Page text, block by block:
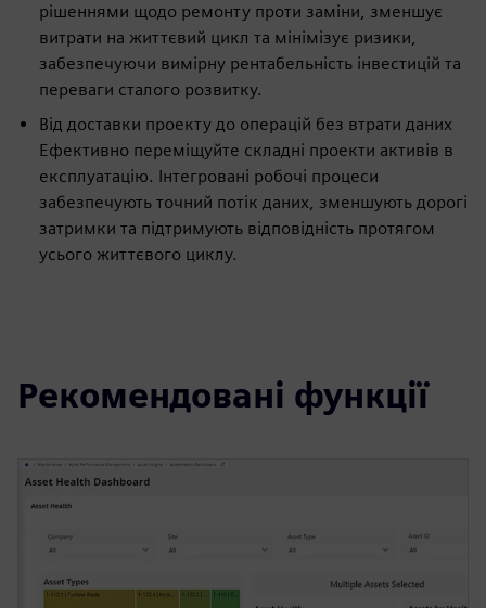
рішеннями щодо ремонту проти заміни, зменшує
витрати на життєвий цикл та мінімізує ризики,
забезпечуючи вимірну рентабельність інвестицій та
переваги сталого розвитку.
Від доставки проекту до операцій без втрати даних
Ефективно переміщуйте складні проекти активів в
експлуатацію. Інтегровані робочі процеси
забезпечують точний потік даних, зменшують дорогі
затримки та підтримують відповідність протягом
усього життєвого циклу.
Рекомендовані функції